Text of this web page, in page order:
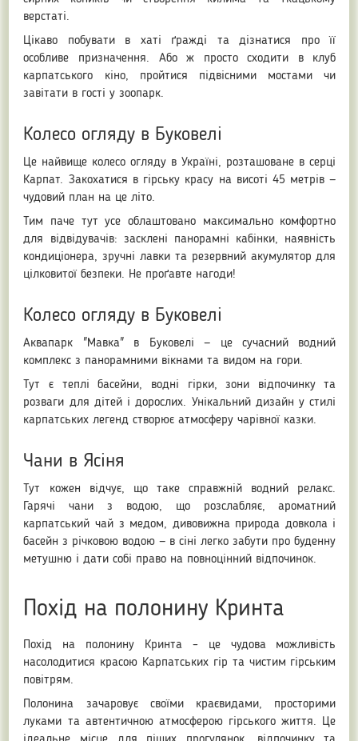
верстаті.
Цікаво побувати в хаті ґражді та дізнатися про її
особливе призначення. Або ж просто сходити в клуб
карпатського кіно, пройтися підвісними мостами чи
завітати в гості у зоопарк.
Колесо огляду в Буковелі
Це найвище колесо огляду в Україні, розташоване в серці
Карпат. Закохатися в гірську красу на висоті 45 метрів —
чудовий план на це літо.
Тим паче тут усе облаштовано максимально комфортно
для відвідувачів: засклені панорамні кабінки, наявність
кондиціонера, зручні лавки та резервний акумулятор для
цілковитої безпеки. Не проґавте нагоди!
Колесо огляду в Буковелі
Аквапарк "Мавка" в Буковелі — це сучасний водний
комплекс з панорамними вікнами та видом на гори.
Тут є теплі басейни, водні гірки, зони відпочинку та
розваги для дітей і дорослих. Унікальний дизайн у стилі
карпатських легенд створює атмосферу чарівної казки.
Чани в Ясіня
Тут кожен відчує, що таке справжній водний релакс.
Гарячі чани з водою, що розслабляє, ароматний
карпатський чай з медом, дивовижна природа довкола і
басейн з річковою водою — в сіні легко забути про буденну
метушню і дати собі право на повноцінний відпочинок.
Похід на полонину Кринта
Похід на полонину Кринта – це чудова можливість
насолодитися красою Карпатських гір та чистим гірським
повітрям.
Полонина зачаровує своїми краєвидами, просторими
луками та автентичною атмосферою гірського життя. Це